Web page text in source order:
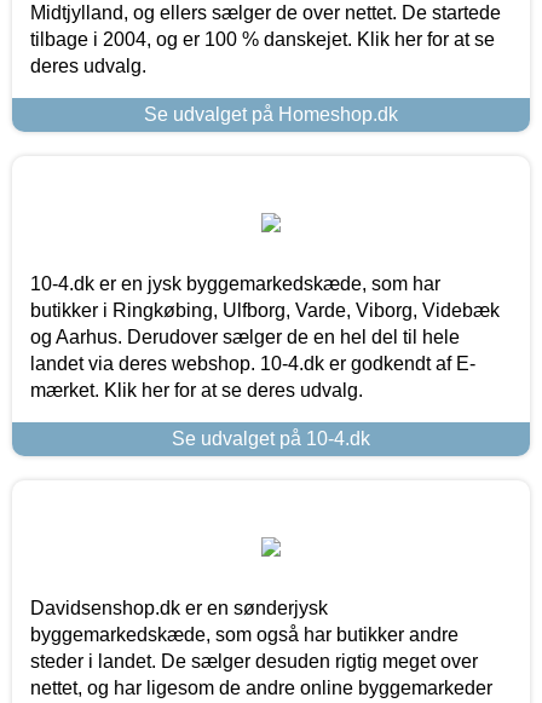
Midtjylland, og ellers sælger de over nettet. De startede
tilbage i 2004, og er 100 % danskejet. Klik her for at se
deres udvalg.
Se udvalget på Homeshop.dk
10-4.dk er en jysk byggemarkedskæde, som har
butikker i Ringkøbing, Ulfborg, Varde, Viborg, Videbæk
og Aarhus. Derudover sælger de en hel del til hele
landet via deres webshop. 10-4.dk er godkendt af E-
mærket. Klik her for at se deres udvalg.
Se udvalget på 10-4.dk
Davidsenshop.dk er en sønderjysk
byggemarkedskæde, som også har butikker andre
steder i landet. De sælger desuden rigtig meget over
nettet, og har ligesom de andre online byggemarkeder